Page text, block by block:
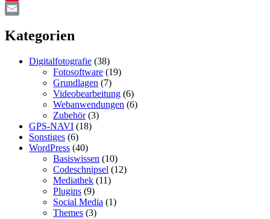
Pinterest
Kategorien
Digitalfotografie (38)
Fotosoftware (19)
Grundlagen (7)
Videobearbeitung (6)
Webanwendungen (6)
Zubehör(3)
GPS-NAVI (18)
Sonstiges (6)
WordPress (40)
Basiswissen (10)
Codeschnipsel (12)
Mediathek (11)
Plugins (9)
Social Media (1)
Themes (3)